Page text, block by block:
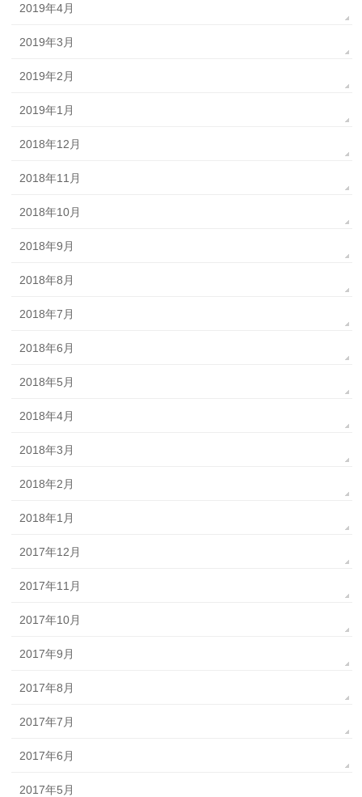
2019年4月
2019年3月
2019年2月
2019年1月
2018年12月
2018年11月
2018年10月
2018年9月
2018年8月
2018年7月
2018年6月
2018年5月
2018年4月
2018年3月
2018年2月
2018年1月
2017年12月
2017年11月
2017年10月
2017年9月
2017年8月
2017年7月
2017年6月
2017年5月